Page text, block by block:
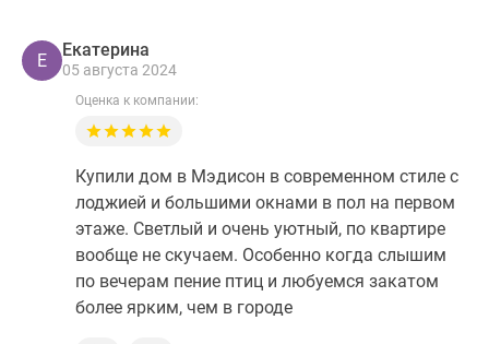
Е
Екатерина
05 августа 2024
Оценка к компании:
Купили дом в Мэдисон в современном стиле с
лоджией и большими окнами в пол на первом
этаже. Светлый и очень уютный, по квартире
вообще не скучаем. Особенно когда слышим
по вечерам пение птиц и любуемся закатом
более ярким, чем в городе